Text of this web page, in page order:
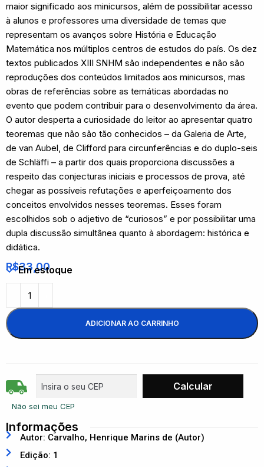
maior significado aos minicursos, além de possibilitar acesso
à alunos e professores uma diversidade de temas que
representam os avanços sobre História e Educação
Matemática nos múltiplos centros de estudos do país. Os dez
textos publicados XIII SNHM são independentes e não são
reproduções dos conteúdos limitados aos minicursos, mas
obras de referências sobre as temáticas abordadas no
evento que podem contribuir para o desenvolvimento da área.
O autor desperta a curiosidade do leitor ao apresentar quatro
teoremas que não são tão conhecidos – da Galeria de Arte,
de van Aubel, de Clifford para circunferências e do duplo-seis
de Schläffi – a partir dos quais proporciona discussões a
respeito das conjecturas iniciais e processos de prova, até
chegar as possíveis refutações e aperfeiçoamento dos
conceitos envolvidos nesses teoremas. Esses foram
escolhidos sob o adjetivo de “curiosos” e por possibilitar uma
dupla discussão simultânea quanto à abordagem: histórica e
didática.
R$33,00
Em estoque
ADICIONAR AO CARRINHO
Não sei meu CEP
Informações
Autor: Carvalho, Henrique Marins de (Autor)
Edição: 1